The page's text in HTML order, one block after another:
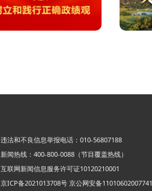
违法和不良信息举报电话：010-56807188
新闻热线：400-800-0088（节目覆盖热线）
互联网新闻信息服务许可证10120210001
京ICP备2021013708号 京公网安备11010602007741